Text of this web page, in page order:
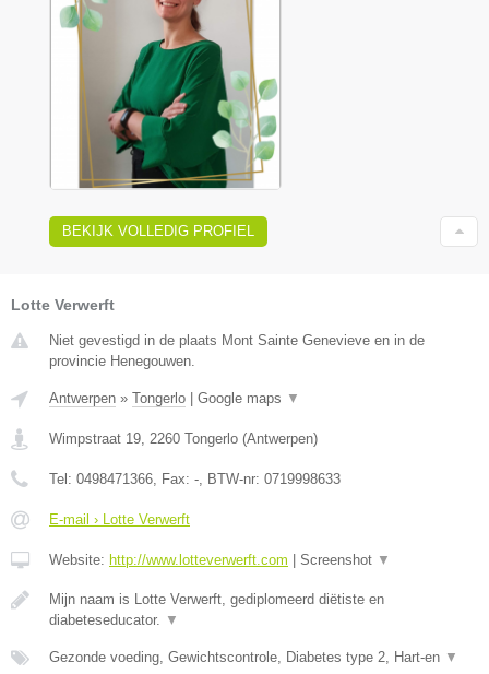
BEKIJK VOLLEDIG PROFIEL
Lotte Verwerft
Niet gevestigd in de plaats Mont Sainte Genevieve en in de
provincie Henegouwen.
Antwerpen » Tongerlo Google maps ▼
Wimpstraat 19, 2260 Tongerlo (Antwerpen)
Tel: 0498471366, Fax: -, BTW-nr: 0719998633
E-mail › Lotte Verwerft
Website: http://www.lotteverwerft.com Screenshot ▼
Mijn naam is Lotte Verwerft, gediplomeerd diëtiste en
diabeteseducator. ▼
Gezonde voeding, Gewichtscontrole, Diabetes type 2, Hart-en ▼